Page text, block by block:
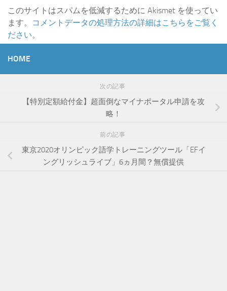
このサイトはスパムを低減するために Akismet を使ってい
ます。
コメントデータの処理方法の詳細はこちらをご覧く
ださい。
HOME
次の記事
【特別定額給付金】超面倒なマイナポータル申請を攻
略！
前の記事
東京2020オリンピック語学トレーニングツール「EFイ
ングリッシュライブ」6ヵ月間？無償提供